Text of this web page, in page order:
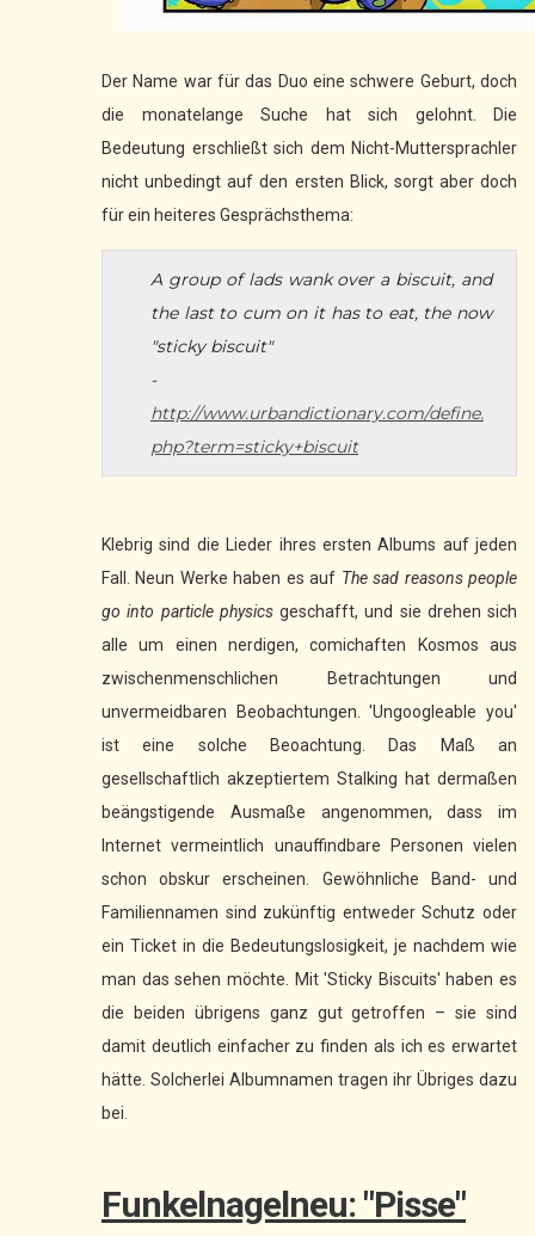
Der Name war für das Duo eine schwere Geburt, doch
die monatelange Suche hat sich gelohnt. Die
Bedeutung erschließt sich dem Nicht-Muttersprachler
nicht unbedingt auf den ersten Blick, sorgt aber doch
für ein heiteres Gesprächsthema:
A group of lads wank over a biscuit, and
the last to cum on it has to eat, the now
"sticky biscuit"
-
http://www.urbandictionary.com/define.
php?term=sticky+biscuit
Klebrig sind die Lieder ihres ersten Albums auf jeden
Fall. Neun Werke haben es auf The sad reasons people
go into particle physicsgeschafft, und sie drehen sich
alle um einen nerdigen, comichaften Kosmos aus
zwischenmenschlichen Betrachtungen und
unvermeidbaren Beobachtungen. 'Ungoogleable you'
ist eine solche Beoachtung. Das Maß an
gesellschaftlich akzeptiertem Stalking hat dermaßen
beängstigende Ausmaße angenommen, dass im
Internet vermeintlich unauffindbare Personen vielen
schon obskur erscheinen. Gewöhnliche Band- und
Familiennamen sind zukünftig entweder Schutz oder
ein Ticket in die Bedeutungslosigkeit, je nachdem wie
man das sehen möchte. Mit 'Sticky Biscuits' haben es
die beiden übrigens ganz gut getroffen – sie sind
damit deutlich einfacher zu finden als ich es erwartet
hätte. Solcherlei Albumnamen tragen ihr Übriges dazu
bei.
Funkelnagelneu: "Pisse"